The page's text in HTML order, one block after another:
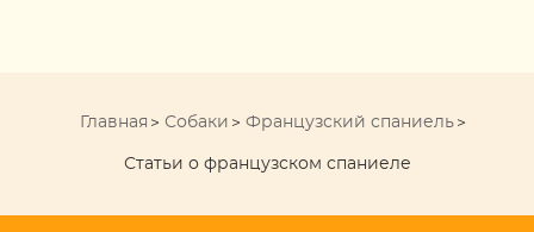
Главная Собаки Французский спаниель
Статьи о французском спаниеле